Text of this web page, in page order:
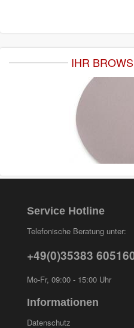
IHR
Service Hotline
Telefonische Beratung unter:
+49(0)35383
Mo-Fr, 09:00 - 15:00 Uhr
Informationen
Datenschutz